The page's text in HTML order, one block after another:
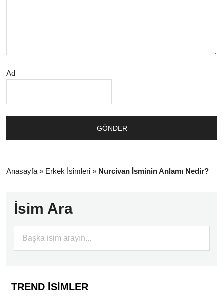
Ad
Anasayfa » Erkek İsimleri » Nurcivan İsminin Anlamı Nedir?
İsim Ara
TREND İSIMLER